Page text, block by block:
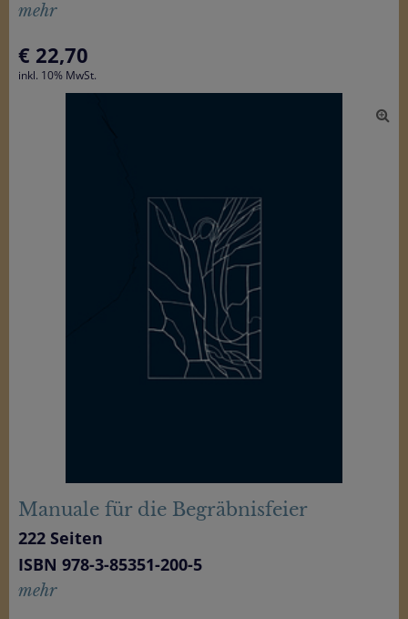
mehr
€ 22,70
inkl. 10% MwSt.
Manuale für die Begräbnisfeier
222 Seiten
ISBN 978-3-85351-200-5
mehr